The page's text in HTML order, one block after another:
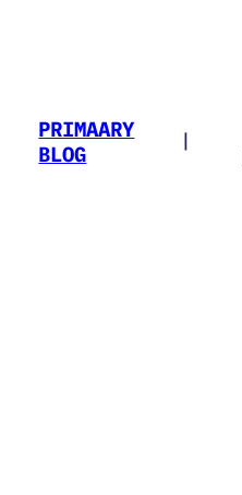
PRIMAARY
BLOG
|